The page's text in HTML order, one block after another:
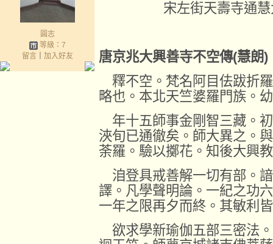
圓志
等級：7
留言｜ 加入好友
宋左街天壽寺通
唐京兆大興善寺不空傳(慧朗)
釋不空。梵名阿目佉跋折
略也。本北天竺婆羅門族。
年十五師事金剛智三藏。
浹旬已通徹矣。師大異之。
荼羅。驗以擲花。知後大興
洎登具戒善解一切有部。
譯。凡學聲明論。一紀之功
一年之限再夕而終。其敏利
欲求學新瑜伽五部三密法